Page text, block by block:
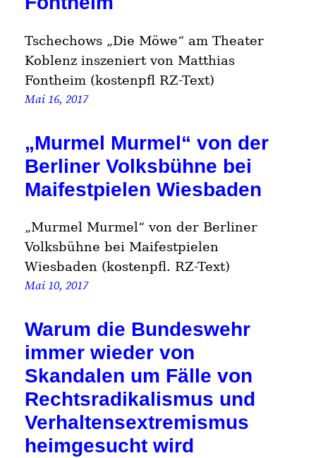
Tschechows „Die Möwe“ am Theater
Koblenz inszeniert von Matthias
Fontheim (kostenpfl RZ-Text)
Mai 16, 2017
„Murmel Murmel“ von der
Berliner Volksbühne bei
Maifestpielen Wiesbaden
„Murmel Murmel“ von der Berliner
Volksbühne bei Maifestpielen
Wiesbaden (kostenpfl. RZ-Text)
Mai 10, 2017
Warum die Bundeswehr
immer wieder von
Skandalen um Fälle von
Rechtsradikalismus und
Verhaltensextremismus
heimgesucht wird